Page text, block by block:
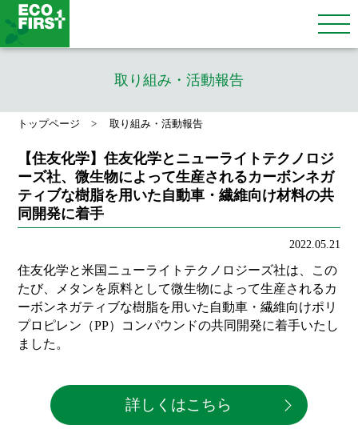
取り組み・活動報告
トップページ 取り組み・活動報告
【住友化学】住友化学とニューライトテクノロジ
ーズ社、微生物によって生産されるカーボンネガ
ティブな樹脂を用いた自動車・繊維向け材料の共
同開発に着手
2022.05.21
住友化学と米国ニューライトテクノロジーズ社は、この
たび、メタンを原料として微生物によって生産されるカ
ーボンネガティブな樹脂を用いた自動車・繊維向けポリ
プロピレン（PP）コンパウンドの共同開発に着手いたし
ました。
詳しくはこちら